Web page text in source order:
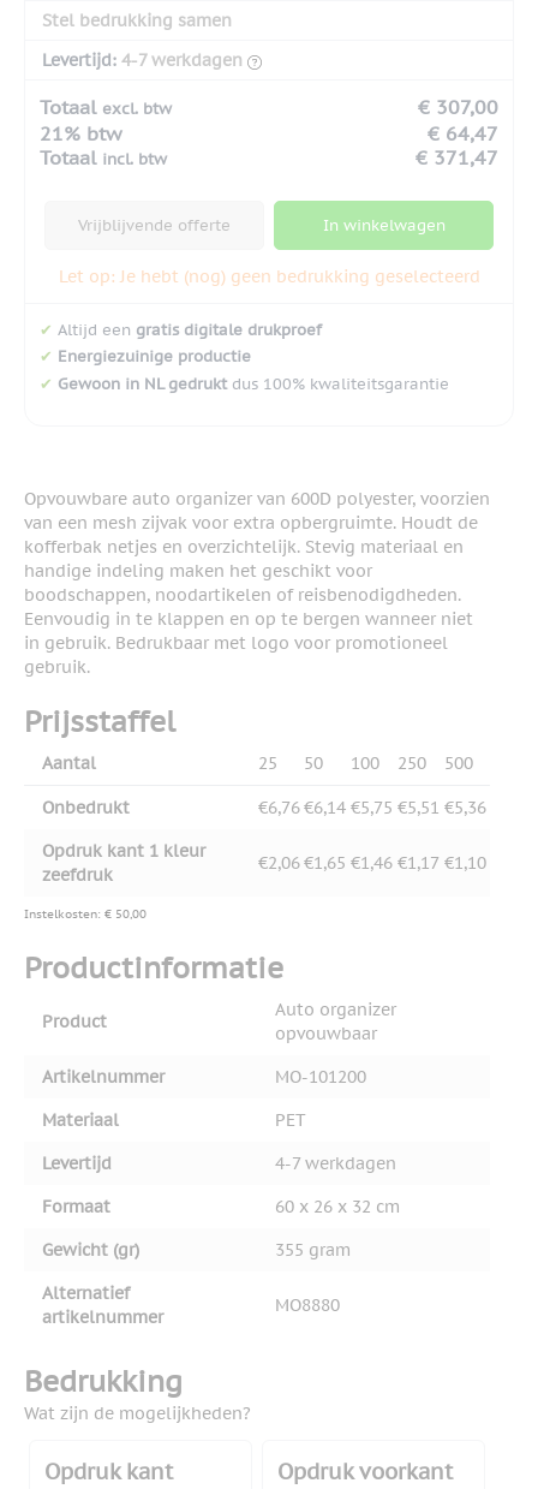
Stel bedrukking samen
Levertijd: 4-7 werkdagen
Totaal excl. btw
€ 307,00
21% btw
€ 64,47
Totaal incl. btw € 371,47
Vrijblijvende offerte In winkelwagen
Let op: Je hebt (nog) geen bedrukking geselecteerd
✔ Altijd een gratis digitale drukproef
✔ Energiezuinige productie
✔ Gewoon in NL gedruktdus 100% kwaliteitsgarantie
Opvouwbare auto organizer van 600D polyester, voorzien
van een mesh zijvak voor extra opbergruimte. Houdt de
kofferbak netjes en overzichtelijk. Stevig materiaal en
handige indeling maken het geschikt voor
boodschappen, noodartikelen of reisbenodigdheden.
Eenvoudig in te klappen en op te bergen wanneer niet
in gebruik. Bedrukbaar met logo voor promotioneel
gebruik.
Prijsstaffel
Aantal 25 50 100 250 500
Onbedrukt €6,76€6,14 €5,75 €5,51 €5,36
Opdruk kant 1 kleur
zeefdruk
€2,06€1,65 €1,46 €1,17 €1,10
Instelkosten: € 50,00
Productinformatie
Product
Auto organizer
opvouwbaar
Artikelnummer
MO-101200
Materiaal
PET
Levertijd
4-7 werkdagen
Formaat
60 x 26 x 32 cm
Gewicht (gr)
355 gram
Alternatief
artikelnummer
MO8880
Bedrukking
Wat zijn de mogelijkheden?
Opdruk kant
Opdruk voorkant